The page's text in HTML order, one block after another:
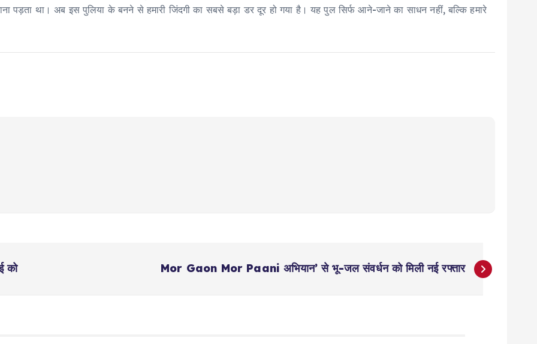
पड़ता था। अब इस पुलिया के बनने से हमारी जिंदगी का सबसे बड़ा डर दूर हो गया है। यह पुल सिर्फ आने-जाने का साधन नहीं, बल्कि हमारे
को Mor Gaon Mor Paani अभियान’ से भू-जल संवर्धन को मिली नई रफ्तार